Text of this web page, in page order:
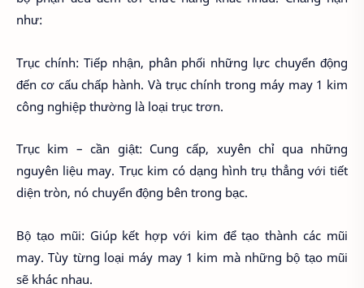
như:
Trục chính: Tiếp nhận, phân phối những lực chuyển động
đến cơ cấu chấp hành. Và trục chính trong máy may 1 kim
công nghiệp thường là loại trục trơn.
Trục kim – cần giật: Cung cấp, xuyên chỉ qua những
nguyên liệu may. Trục kim có dạng hình trụ thẳng với tiết
diện tròn, nó chuyển động bên trong bạc.
Bộ tạo mũi: Giúp kết hợp với kim để tạo thành các mũi
may. Tùy từng loại máy may 1 kim mà những bộ tạo mũi
sẽ khác nhau.